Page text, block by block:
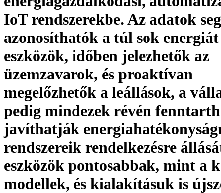
IoT rendszerekbe. Az adatok
azonosíthatók a túl sok
eszközök, időben jelezhetők az
üzemzavarok, és proaktívan
megelőzhetők a leállások, a
pedig mindezek révén
javíthatják
rendszereik rendelkezésre
eszközök pontosabbak, mint a
modellek, és kialakításuk is